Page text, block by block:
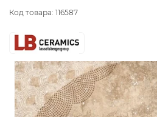
Код товара: 116587